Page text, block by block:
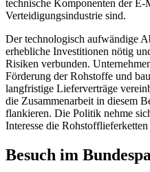
technische Komponenten der
Verteidigungsindustrie sind.
Der technologisch aufwändige
erhebliche Investitionen nötig
Risiken verbunden.
Förderung der Rohstoffe und
langfristige Lieferverträge
die Zusammenarbeit in diesem
flankieren. Die Politik nehme
Interesse die
Besuch im